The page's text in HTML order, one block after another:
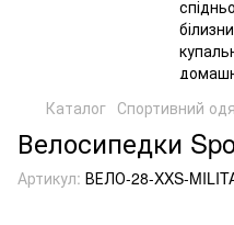
Каталог Спортивний
Велосипедки
Артикул: ВЕЛО-28-XXS-